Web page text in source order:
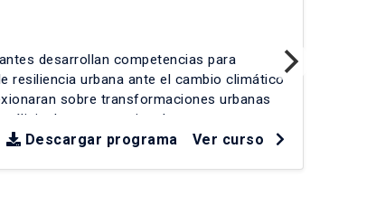
desarrollan competencias para
resiliencia urbana ante el cambio climático
sobre transformaciones urbanas
de casos nacionales e
Se abordarán desafíos como crecimiento
Ver curso
Descargar programa